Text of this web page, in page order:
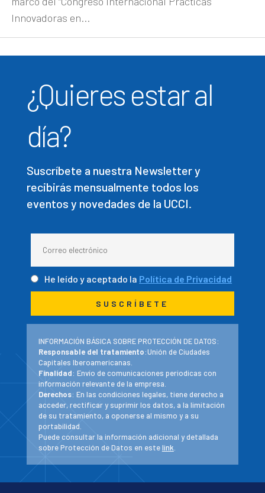
Innovadoras en...
¿Quieres estar al
día?
Suscríbete a nuestra Newsletter y
recibirás mensualmente todos los
eventos y novedades de la UCCI.
He leído y aceptado la Política de Privacidad
INFORMACIÓN BÁSICA SOBRE PROTECCIÓN DE DATOS:
Responsable del tratamiento:Unión de Ciudades
Capitales Iberoamericanas.
Finalidad: Envío de comunicaciones periodicas con
información relevante de la empresa.
Derechos: En las condiciones legales, tiene derecho a
acceder, rectificar y suprimir los datos, a la limitación
de su tratamiento, a oponerse al mismo y a su
portabilidad.
Puede consultar la información adicional y detallada
sobre Protección de Datos en estelink.